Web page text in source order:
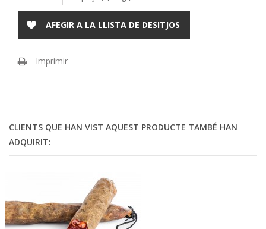
AFEGIR A LA LLISTA DE DESITJOS
Imprimir
CLIENTS QUE HAN VIST AQUEST PRODUCTE TAMBÉ HAN
ADQUIRIT: